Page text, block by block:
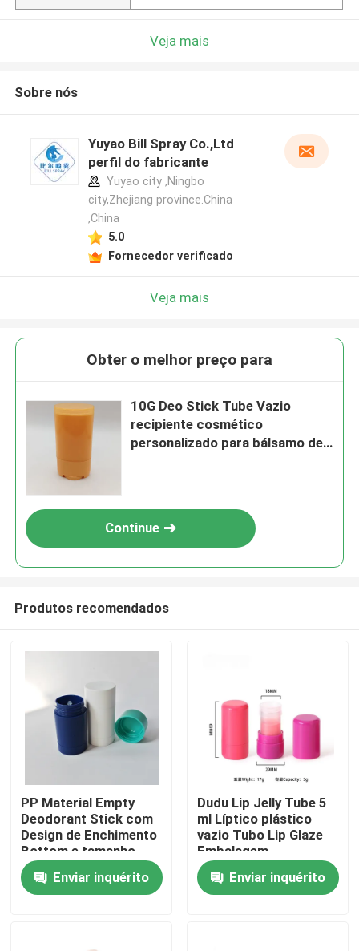
Casa
Produtos
Veja mais
Sobre nós
Yuyao Bill Spray Co.,Ltd
perfil do fabricante
Yuyao city ,Ningbo
city,Zhejiang province.China
,China
5.0
Fornecedor verificado
Veja mais
Obter o melhor preço para
10G Deo Stick Tube Vazio
recipiente cosmético
personalizado para bálsamo de
Continue
Produtos recomendados
PP Material Empty
Deodorant Stick com
Design de Enchimento
Bottom e tamanho
aprovado pela TSA
Enviar inquérito
Dudu Lip Jelly Tube 5
ml Líptico plástico
vazio Tubo Lip Glaze
Embalagem
Enviar inquérito